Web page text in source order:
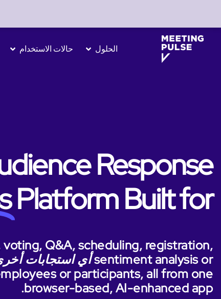
الحلول حالات الاستخدام
Response
Platform Built for
Q&A, scheduling, registration,
sentiment analysis orأي استجابات
or participants, all from one
browser-based, AI-enhanced app.